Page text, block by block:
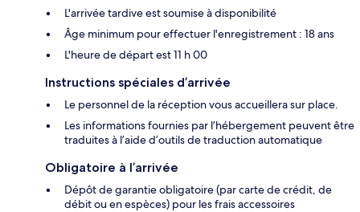
L'arrivée tardive est soumise à disponibilité
Âge minimum pour effectuer l'enregistrement : 18 ans
L'heure de départ est 11 h 00
Instructions spéciales d’arrivée
Le personnel de la réception vous accueillera sur place.
Les informations fournies par l’hébergement peuvent être
traduites à l’aide d’outils de traduction automatique
Obligatoire à l’arrivée
Dépôt de garantie obligatoire (par carte de crédit, de
débit ou en espèces) pour les frais accessoires